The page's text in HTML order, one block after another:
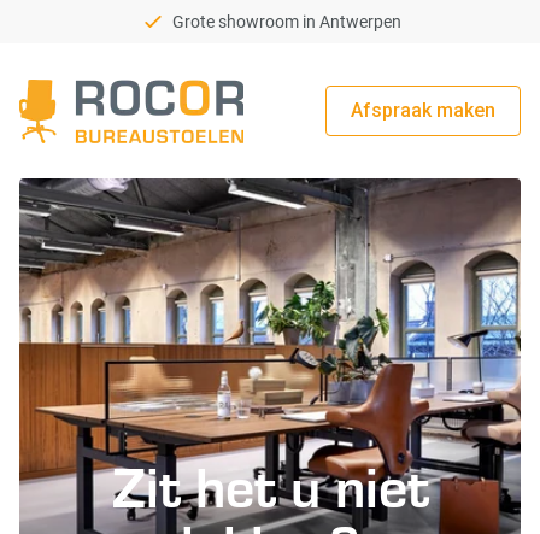
Grote showroom in Antwerpen
Afspraak maken
Zit het u niet